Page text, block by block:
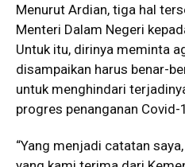
Menurut Ardian, tiga hal
Menteri Dalam Negeri
Untuk itu, dirinya meminta
disampaikan harus benar-
untuk menghindari
progres penanganan
“Yang menjadi catatan